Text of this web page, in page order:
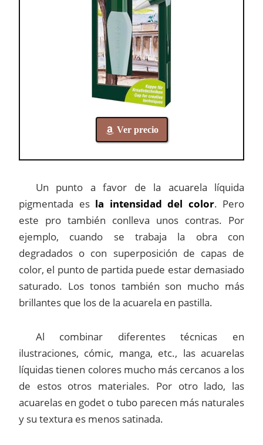
Ver precio
Un punto a favor de la acuarela líquida
pigmentada es la intensidad del color. Pero
este pro también conlleva unos contras. Por
ejemplo, cuando se trabaja la obra con
degradados o con superposición de capas de
color, el punto de partida puede estar demasiado
saturado. Los tonos también son mucho más
brillantes que los de la acuarela en pastilla.
Al combinar diferentes técnicas en
ilustraciones, cómic, manga, etc., las acuarelas
líquidas tienen colores mucho más cercanos a los
de estos otros materiales. Por otro lado, las
acuarelas en godet o tubo parecen más naturales
y su textura es menos satinada.